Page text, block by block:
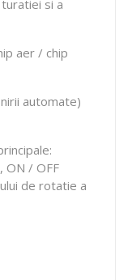
si a
aer / chip
automate)
ON / OFF
de rotatie a